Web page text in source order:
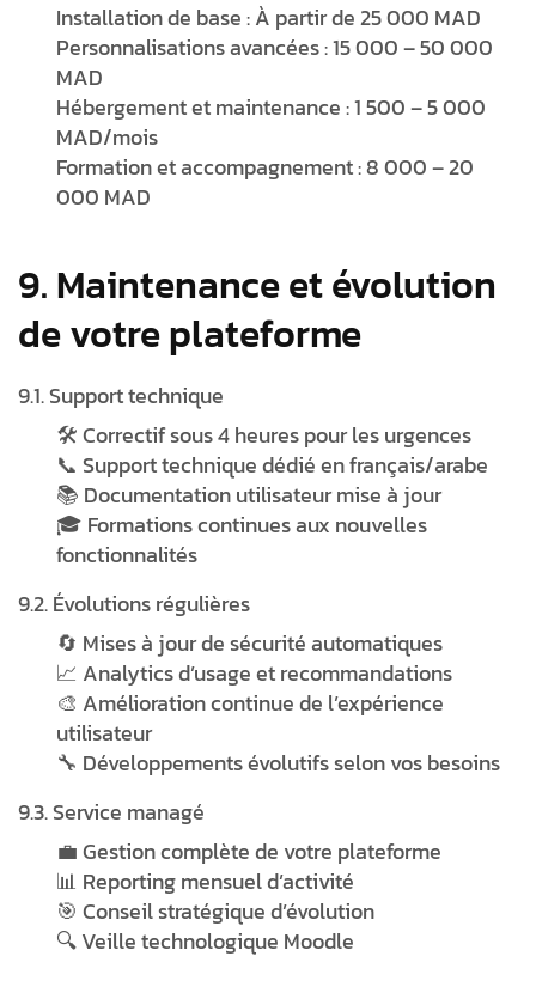
Installation de base : À partir de 25 000 MAD
Personnalisations avancées : 15 000 – 50 000
MAD
Hébergement et maintenance : 1 500 – 5 000
MAD/mois
Formation et accompagnement : 8 000 – 20
000 MAD
9. Maintenance et évolution
de votre plateforme
9.1. Support technique
🛠️ Correctif sous 4 heures pour les urgences
📞 Support technique dédié en français/arabe
📚 Documentation utilisateur mise à jour
🎓 Formations continues aux nouvelles
fonctionnalités
9.2. Évolutions régulières
🔄 Mises à jour de sécurité automatiques
📈 Analytics d’usage et recommandations
🎨 Amélioration continue de l’expérience
utilisateur
🔧 Développements évolutifs selon vos besoins
9.3. Service managé
💼 Gestion complète de votre plateforme
📊 Reporting mensuel d’activité
🎯 Conseil stratégique d’évolution
🔍 Veille technologique Moodle